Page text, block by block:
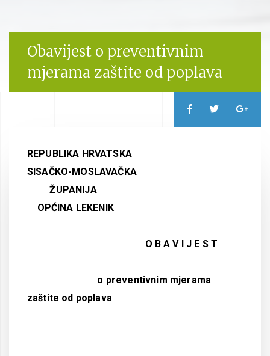
Obavijest o preventivnim
mjerama zaštite od poplava
REPUBLIKA HRVATSKA
SISAČKO-MOSLAVAČKA
ŽUPANIJA
OPĆINA LEKENIK
O B A V I J E S T
o preventivnim mjerama
zaštite od poplava